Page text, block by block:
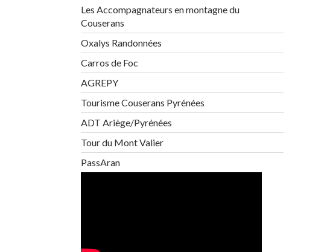
Les Accompagnateurs en montagne du
Couserans
Oxalys Randonnées
Carros de Foc
AGREPY
Tourisme Couserans Pyrénées
ADT Ariège/Pyrénées
Tour du Mont Valier
PassAran